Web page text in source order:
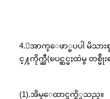
4.ေအာက္ေဖာ္ၿပပါ မိသာ
င္႔ကိုက္ညီ(ၿပင္ဆင္မႈထဲမွ တစ္မ်ိုးရ
(1).အိမ္ေထာင္ဖက္ရိွသည္။